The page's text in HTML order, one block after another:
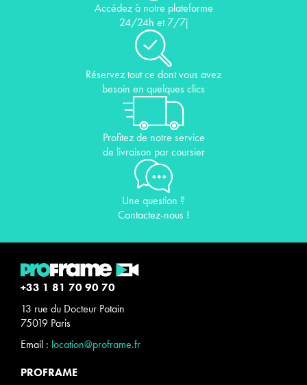
Accédez à notre plateforme
24/24h et 7/7j
Réservez tout ce dont vous avez
besoin en quelques clics
Profitez de notre service
de livraison par coursier
Une question ?
Contactez-nous !
+33 1 81 70 90 70
13 rue du Docteur Potain
75019 Paris
Email : location@proframe.fr
PROFRAME